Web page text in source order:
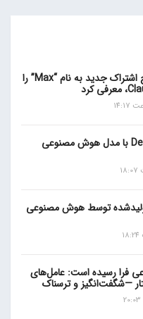
آنتروپیک امروز یک طرح اشتراک جدید به نام “Max” را
رقابت بایدو با DeepSeek با مدل هوش مصنوعی
توسط هوش مصنوعی
فرا رسیده است: عامل‌های
—شگفت‌انگیز و ترسناک